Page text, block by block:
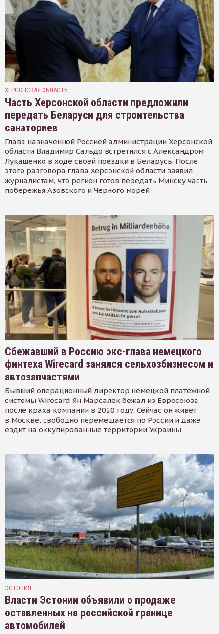
ХЕРСОНСКАЯ ОБЛАСТЬ
Часть Херсонской области предложили
передать Беларуси для строительства
санаториев
Глава назначенной Россией администрации Херсонской
области Владимир Сальдо встретился с Александром
Лукашенко в ходе своей поездки в Беларусь. После
этого разговора глава Херсонской области заявил
журналистам, что регион готов передать Минску часть
побережья Азовского и Черного морей
Сбежавший в Россию экс-глава немецкого
финтеха Wirecard занялся сельхозбизнесом и
автозапчастями
Бывший операционный директор немецкой платёжной
системы Wirecard Ян Марсалек бежал из Евросоюза
после краха компании в 2020 году. Сейчас он живёт
в Москве, свободно перемещается по России и даже
ездит на оккупированные территории Украины
ЭСТОНИЯ
Власти Эстонии объявили о продаже
оставленных на российской границе
автомобилей